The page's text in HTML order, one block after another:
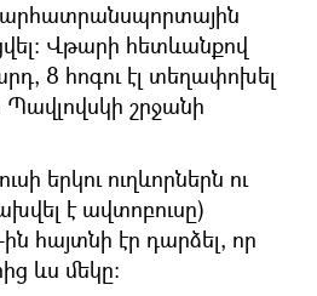
Վթարի հետևանքով
8 հոգու էլ տեղափոխել
շրջանի
երկու ուղևորներն ու
է ավտոբուսը)
հայտնի էր դարձել, որ
ևս մեկը։